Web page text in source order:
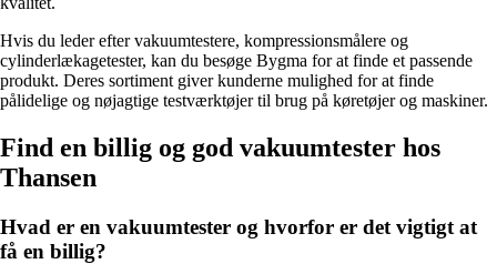
Hvis du leder efter vakuumtestere, kompressionsmålere og
cylinderlækagetester, kan du besøge Bygma for at finde et passende
produkt. Deres sortiment giver kunderne mulighed for at finde
pålidelige og nøjagtige testværktøjer til brug på køretøjer og maskiner.
Find en billig og god vakuumtester hos
Thansen
Hvad er en vakuumtester og hvorfor er det vigtigt at
få en billig?